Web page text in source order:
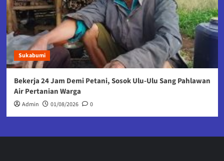
Sukabumi
Bekerja 24 Jam Demi Petani, Sosok Ulu-Ulu Sang Pahlawan
Air Pertanian Warga
Admin 01/08/2026 0